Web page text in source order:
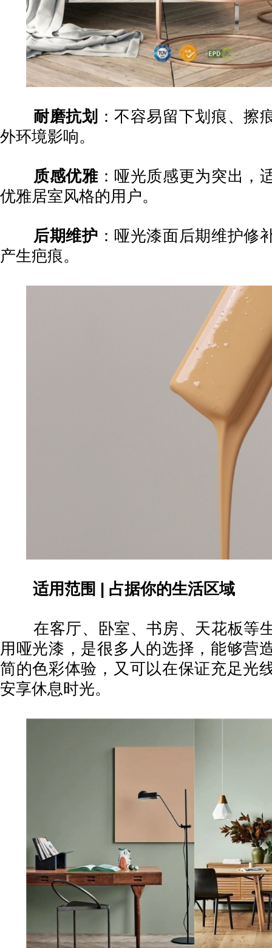
耐磨抗划
：不容易留下划痕、擦
外环境影响。
质感优雅：哑光质感更为突出，
优雅居室风格的用户。
后期维护 ：哑光漆面后期维护修
产生疤痕。
适用范围 占据你的生活区域
在客厅、卧室、书房、天花板等
用哑光漆，是很多人的选择，能够营
简的色彩体验，又可以在保证充足光
安享休息时光。